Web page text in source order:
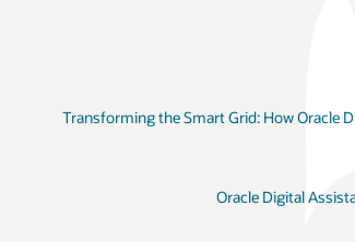
Transforming the Smart Grid: How Oracle
Oracle Digital